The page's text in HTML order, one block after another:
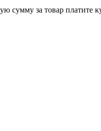
сумму за товар платите